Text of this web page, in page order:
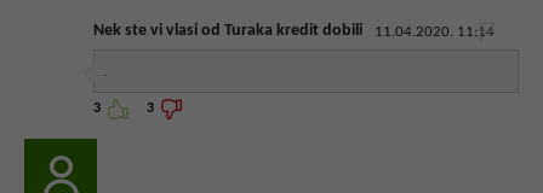
Nek ste vi vlasi od Turaka kredit dobili 11.04.2020. 11:14
.
3 3